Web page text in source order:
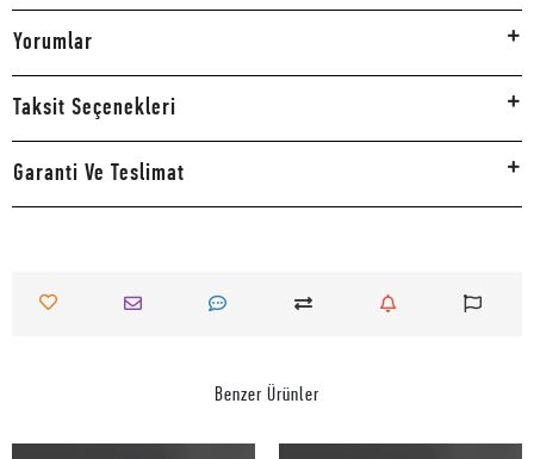
Yorumlar
Taksit Seçenekleri
Garanti Ve Teslimat
Benzer Ürünler